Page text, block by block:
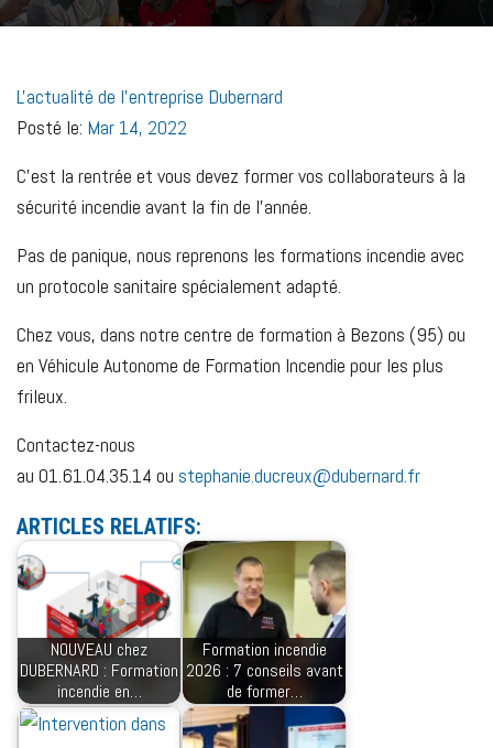
L'actualité de l'entreprise Dubernard
Posté le: Mar 14, 2022
C’est la rentrée et vous devez former vos collaborateurs à la
sécurité incendie avant la fin de l’année.
Pas de panique, nous reprenons les formations incendie avec
un protocole sanitaire spécialement adapté.
Chez vous, dans notre centre de formation à Bezons (95) ou
en Véhicule Autonome de Formation Incendie pour les plus
frileux.
Contactez-nous
au 01.61.04.35.14 ou stephanie.ducreux@dubernard.fr
ARTICLES RELATIFS:
NOUVEAU chez
DUBERNARD : Formation
incendie en…
Formation incendie
2026 : 7 conseils avant
de former…